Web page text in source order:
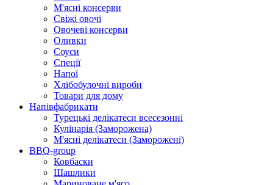
М'ясні консерви
Свіжі овочі
Овочеві консерви
Оливки
Соуси
Спеції
Напої
Хлібобулочні вироби
Товари для дому
Напівфабрикати
Турецькі делікатеси всесезонні
Кулінарія (Заморожена)
М'ясні делікатеси (Заморожені)
BBQ-group
Ковбаски
Шашлики